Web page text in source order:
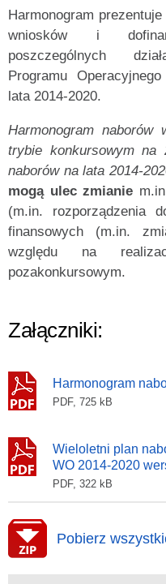
Harmonogram
wniosków i
poszczególnych
Programu
lata 2014-2020.
Harmonogram naborów
trybie konkursowym na
naborów na lata 2014-
mogą ulec zmianie
(m.in. rozporządzenia
finansowych (m.in.
względu na
pozakonkursowym.
Załączniki:
Harmonogram
PDF, 725 kB
Wieloletni plan
WO 2014-2020
PDF, 322 kB
Pobierz